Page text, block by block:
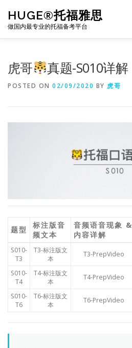
content
HUGE®托福雅思
做国内最专业的托福备考平台
虎哥 真题-S010详解
POSTED ON 02/09/2020 BY 虎哥
题型
标注版音
频文本
音频语音现象 &
内容详解
S010-
T3
T3-标注版文
本
T3-PrepVideo
S010-
T4
T4-标注版文
本
T4-PrepVideo
S010-
T6
T6-标注版文
本
T6-PrepVideo